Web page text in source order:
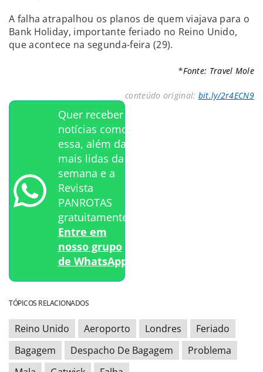
A falha atrapalhou os planos de quem viajava para o
Bank Holiday, importante feriado no Reino Unido,
que acontece na segunda-feira (29).
*Fonte: Travel Mole
conteúdo original: bit.ly/2r4ECN9
Quer receber
notícias como
essa, além das
mais lidas da
semana e a
Revista
PANROTAS
gratuitamente?
Entre em
nosso grupo
de WhatsApp.
TÓPICOS RELACIONADOS
Reino Unido Aeroporto Londres
Feriado
Bagagem
Despacho De Bagagem
Problema